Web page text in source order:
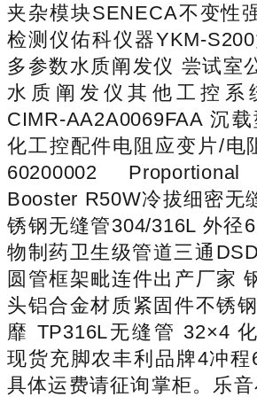
夹杂模块SENECA不变性
检测仪佑科仪器YKM-
多参数水质阐发仪 尝试室
水质阐发仪其他工控系
CIMR-AA2A0069FAA 沉
化工控配件电阻应变片/电
60200002
Booster R50W冷拔细密无
锈钢无缝管304/316L 外径
物制药卫生级管道三通
圆管框架毗连件出产厂家
头铝合金材质紧固件不锈
靡 TP316L无缝管 32×4
现货充脚农丰利品牌4冲程
具体运费请征询掌柜。乐音